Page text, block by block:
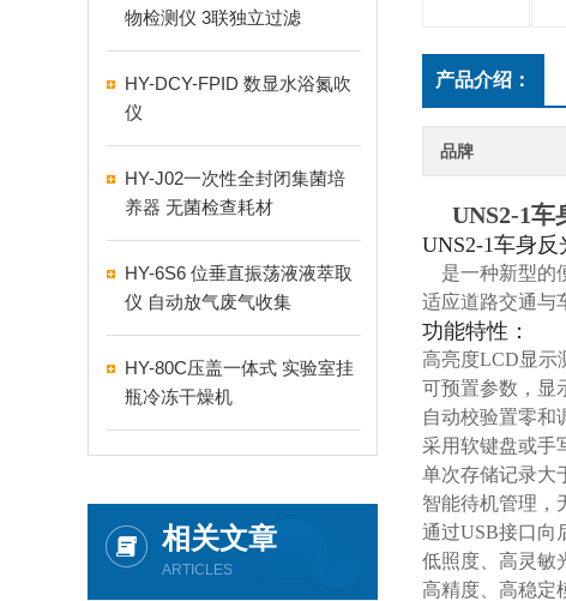
物检测仪 3联独立过滤
HY-DCY-FPID 数显水浴氮吹
仪
HY-J02一次性全封闭集菌培
养器 无菌检查耗材
HY-6S6 位垂直振荡液液萃取
仪 自动放气废气收集
HY-80C压盖一体式 实验室挂
瓶冷冻干燥机
相关文章
ARTICLES
产品介绍：
品牌
UNS2-1车
UNS2-1车身
是一种新型的
适应道路交通与
功能特性：
高亮度LCD显示
可预置参数，显
自动校验置零和
采用软键盘或手
单次存储记录大
智能待机管理，
通过USB接口向
低照度、高灵敏
高精度、高稳定